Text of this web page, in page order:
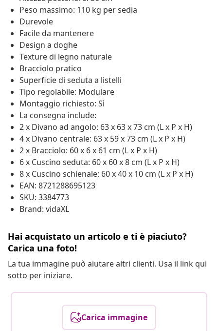
Peso massimo: 110 kg per sedia
Durevole
Facile da mantenere
Design a doghe
Texture di legno naturale
Bracciolo pratico
Superficie di seduta a listelli
Tipo regolabile: Modulare
Montaggio richiesto: Sì
La consegna include:
2 x Divano ad angolo: 63 x 63 x 73 cm (L x P x H)
4 x Divano centrale: 63 x 59 x 73 cm (L x P x H)
2 x Bracciolo: 60 x 6 x 61 cm (L x P x H)
6 x Cuscino seduta: 60 x 60 x 8 cm (L x P x H)
8 x Cuscino schienale: 60 x 40 x 10 cm (L x P x H)
EAN: 8721288695123
SKU: 3384773
Brand: vidaXL
Hai acquistato un articolo e ti è piaciuto?
Carica una foto!
La tua immagine può aiutare altri clienti. Usa il link qui
sotto per iniziare.
Carica immagine